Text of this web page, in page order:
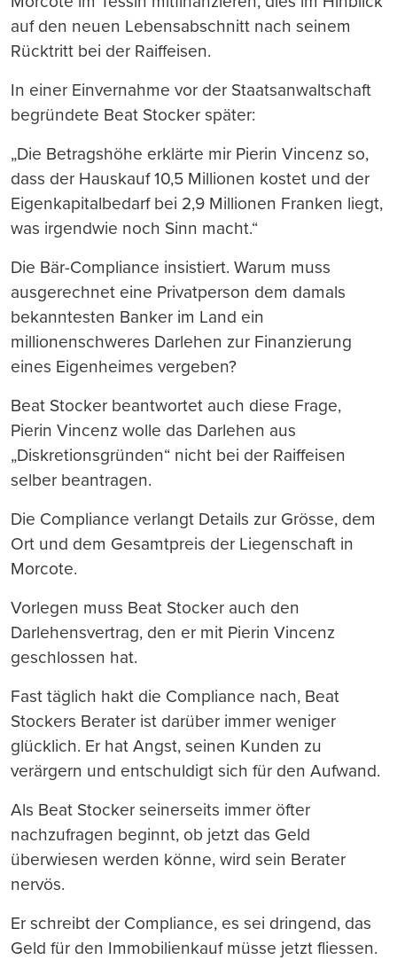
auf den neuen Lebensabschnitt nach seinem
Rücktritt bei der Raiffeisen.
In einer Einvernahme vor der Staatsanwaltschaft
begründete Beat Stocker später:
„Die Betragshöhe erklärte mir Pierin Vincenz so,
dass der Hauskauf 10,5 Millionen kostet und der
Eigenkapitalbedarf bei 2,9 Millionen Franken liegt,
was irgendwie noch Sinn macht.“
Die Bär-Compliance insistiert. Warum muss
ausgerechnet eine Privatperson dem damals
bekanntesten Banker im Land ein
millionenschweres Darlehen zur Finanzierung
eines Eigenheimes vergeben?
Beat Stocker beantwortet auch diese Frage,
Pierin Vincenz wolle das Darlehen aus
„Diskretionsgründen“ nicht bei der Raiffeisen
selber beantragen.
Die Compliance verlangt Details zur Grösse, dem
Ort und dem Gesamtpreis der Liegenschaft in
Morcote.
Vorlegen muss Beat Stocker auch den
Darlehensvertrag, den er mit Pierin Vincenz
geschlossen hat.
Fast täglich hakt die Compliance nach, Beat
Stockers Berater ist darüber immer weniger
glücklich. Er hat Angst, seinen Kunden zu
verärgern und entschuldigt sich für den Aufwand.
Als Beat Stocker seinerseits immer öfter
nachzufragen beginnt, ob jetzt das Geld
überwiesen werden könne, wird sein Berater
nervös.
Er schreibt der Compliance, es sei dringend, das
Geld für den Immobilienkauf müsse jetzt fliessen.